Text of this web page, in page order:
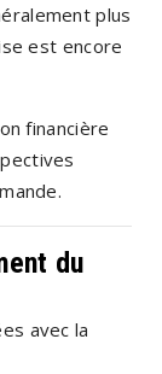
plus
est encore
financière
du
avec la